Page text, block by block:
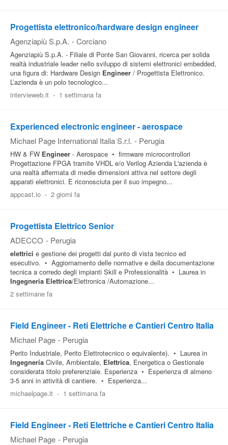
Progettista elettronico/hardware design engineer
Agenziapiù S.p.A. - Corciano
Agenziapiù S.p.A. - Filiale di Ponte San Giovanni, ricerca per solida
realtà industriale leader nello sviluppo di sistemi elettronici embedded,
una figura di: Hardware Design Engineer / Progettista Elettronico.
L’azienda è un polo tecnologico...
intervieweb.it - 1 settimana fa
Experienced electronic engineer - aerospace
Michael Page International Italia S.r.l. - Perugia
HW & FW Engineer - Aerospace • firmware microcontrollori
Progettazione FPGA tramite VHDL e/o Verilog Azienda L'azienda è
una realtà affermata di medie dimensioni attiva nel settore degli
apparati elettronici. È riconosciuta per il suo impegno...
appcast.io - 2 giorni fa
Progettista Elettrico Senior
ADECCO - Perugia
elettrici e gestione dei progetti dal punto di vista tecnico ed
esecutivo. • Aggiornamento delle normative e della documentazione
tecnica a corredo degli impianti Skill e Professionalità • Laurea in
Ingegneria Elettrica/Elettronica /Automazione...
2 settimane fa
Field Engineer - Reti Elettriche e Cantieri Centro Italia
Michael Page - Perugia
Perito Industriale, Perito Elettrotecnico o equivalente). • Laurea in
Ingegneria Civile, Ambientale, Elettrica, Energetica o Gestionale
considerata titolo preferenziale. Esperienza • Esperienza di almeno
3-5 anni in attività di cantiere. • Esperienza...
michaelpage.it - 1 settimana fa
Field Engineer - Reti Elettriche e Cantieri Centro Italia
Michael Page - Perugia